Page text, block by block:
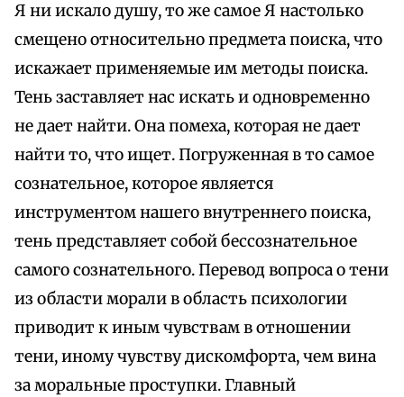
Я ни искало душу, то же самое Я настолько
смещено относительно предмета поиска, что
искажает применяемые им методы поиска.
Тень заставляет нас искать и одновременно
не дает найти. Она помеха, которая не дает
найти то, что ищет. Погруженная в то самое
сознательное, которое является
инструментом нашего внутреннего поиска,
тень представляет собой бессознательное
самого сознательного. Перевод вопроса о тени
из области морали в область психологии
приводит к иным чувствам в отношении
тени, иному чувству дискомфорта, чем вина
за моральные проступки. Главный